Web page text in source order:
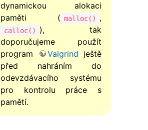
dynamickou alokaci
paměti ( malloc() ,
calloc()
), tak
doporučujeme použít
program
Valgrind ještě
před nahráním do
odevzdávacího systému
pro kontrolu práce s
pamětí.